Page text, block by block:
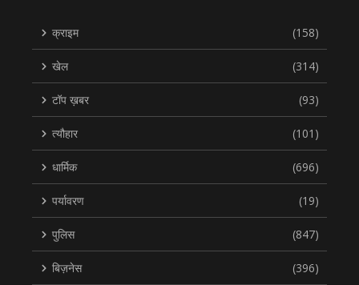
क्राइम (158)
खेल (314)
टॉप ख़बर (93)
त्यौहार (101)
धार्मिक (696)
पर्यावरण (19)
पुलिस (847)
बिज़नेस (396)